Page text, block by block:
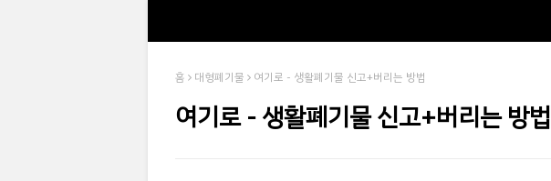
홈 대형폐기물 여기로 - 생활폐기물 신고+버리는 방법
여기로 - 생활폐기물 신고+버리는 방법